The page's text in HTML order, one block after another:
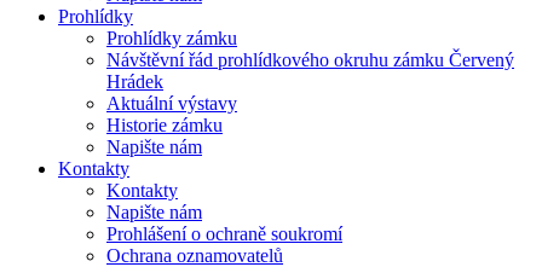
Prohlídky
Prohlídky zámku
Návštěvní řád prohlídkového okruhu zámku Červený
Hrádek
Aktuální výstavy
Historie zámku
Napište nám
Kontakty
Kontakty
Napište nám
Prohlášení o ochraně soukromí
Ochrana oznamovatelů